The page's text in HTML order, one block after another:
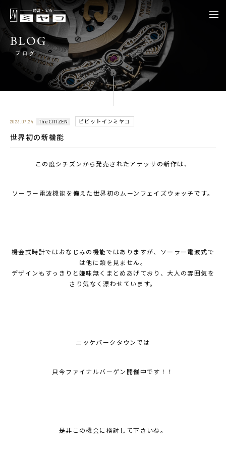
BLOG
ブログ
2023.07.24 The CITIZEN ビビットインミヤコ
世界初の新機能
この度シチズンから発売されたアテッサの新作は、
ソーラー電波機能を備えた世界初のムーンフェイズウォッチです。
機会式時計ではおなじみの機能ではありますが、ソーラー電波式で
は他に類を見ません。
デザインもすっきりと嫌味無くまとめあげており、大人の雰囲気を
さり気なく漂わせています。
ニッケパークタウンでは
只今ファイナルバーゲン開催中です！！
是非この機会に検討して下さいね。